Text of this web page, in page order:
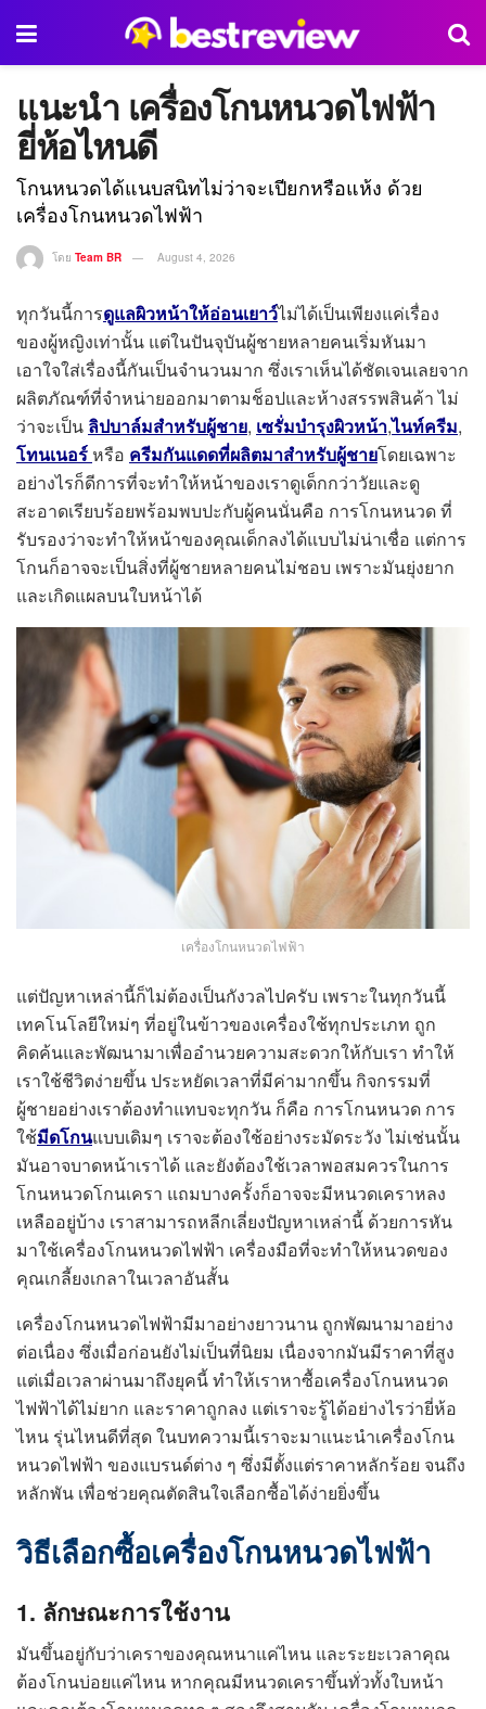
แนะนำ เครื่องโกนหนวดไฟฟ้า
ยี่ห้อไหนดี
โกนหนวดได้แนบสนิทไม่ว่าจะเปียกหรือแห้ง ด้วย
เครื่องโกนหนวดไฟฟ้า
โดย Team BR August 4, 2026
ทุกวันนี้การดูแลผิวหน้าให้อ่อนเยาว์ไม่ได้เป็นเพียงแค่เรื่อง
ของผู้หญิงเท่านั้น แต่ในปันจุบันผู้ชายหลายคนเริ่มหันมา
เอาใจใส่เรื่องนี้กันเป็นจำนวนมาก ซึ่งเราเห็นได้ชัดเจนเลยจาก
ผลิตภัณฑ์ที่จำหน่ายออกมาตามช็อปและห้างสรรพสินค้า ไม่
ว่าจะเป็น ลิปบาล์มสำหรับผู้ชาย, เซรั่มบำรุงผิวหน้า,ไนท์ครีม,
โทนเนอร์หรือ ครีมกันแดดที่ผลิตมาสำหรับผู้ชายโดยเฉพาะ
อย่างไรก็ดีการที่จะทำให้หน้าของเราดูเด็กกว่าวัยและดู
สะอาดเรียบร้อยพร้อมพบปะกับผู้คนนั่นคือ การโกนหนวด ที่
รับรองว่าจะทำให้หน้าของคุณเด็กลงได้แบบไม่น่าเชื่อ แต่การ
โกนก็อาจจะเป็นสิ่งที่ผู้ชายหลายคนไม่ชอบ เพราะมันยุ่งยาก
และเกิดแผลบนใบหน้าได้
เครื่องโกนหนวดไฟฟ้า
แต่ปัญหาเหล่านี้ก็ไม่ต้องเป็นกังวลไปครับ เพราะในทุกวันนี้
เทคโนโลยีใหม่ๆ ที่อยู่ในข้าวของเครื่องใช้ทุกประเภท ถูก
คิดค้นและพัฒนามาเพื่ออำนวยความสะดวกให้กับเรา ทำให้
เราใช้ชีวิตง่ายขึ้น ประหยัดเวลาที่มีค่ามากขึ้น กิจกรรมที่
ผู้ชายอย่างเราต้องทำแทบจะทุกวัน ก็คือ การโกนหนวด การ
ใช้มีดโกนแบบเดิมๆ เราจะต้องใช้อย่างระมัดระวัง ไม่เช่นนั้น
มันอาจบาดหน้าเราได้ และยังต้องใช้เวลาพอสมควรในการ
โกนหนวดโกนเครา แถมบางครั้งก็อาจจะมีหนวดเคราหลง
เหลืออยู่บ้าง เราสามารถหลีกเลี่ยงปัญหาเหล่านี้ ด้วยการหัน
มาใช้เครื่องโกนหนวดไฟฟ้า เครื่องมือที่จะทำให้หนวดของ
คุณเกลี้ยงเกลาในเวลาอันสั้น
เครื่องโกนหนวดไฟฟ้ามีมาอย่างยาวนาน ถูกพัฒนามาอย่าง
ต่อเนื่อง ซึ่งเมื่อก่อนยังไม่เป็นที่นิยม เนื่องจากมันมีราคาที่สูง
แต่เมื่อเวลาผ่านมาถึงยุคนี้ ทำให้เราหาซื้อเครื่องโกนหนวด
ไฟฟ้าได้ไม่ยาก และราคาถูกลง แต่เราจะรู้ได้อย่างไรว่ายี่ห้อ
ไหน รุ่นไหนดีที่สุด ในบทความนี้เราจะมาแนะนำเครื่องโกน
หนวดไฟฟ้า ของแบรนด์ต่าง ๆ ซึ่งมีตั้งแต่ราคาหลักร้อย จนถึง
หลักพัน เพื่อช่วยคุณตัดสินใจเลือกซื้อได้ง่ายยิ่งขึ้น
วิธีเลือกซื้อเครื่องโกนหนวดไฟฟ้า
1. ลักษณะการใช้งาน
มันขึ้นอยู่กับว่าเคราของคุณหนาแค่ไหน และระยะเวลาคุณ
ต้องโกนบ่อยแค่ไหน หากคุณมีหนวดเคราขึ้นทั่วทั้งใบหน้า